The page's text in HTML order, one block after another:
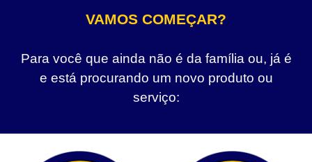
VAMOS COMEÇAR?
Para você que ainda não é da família ou, já é
e está procurando um novo produto ou
serviço: